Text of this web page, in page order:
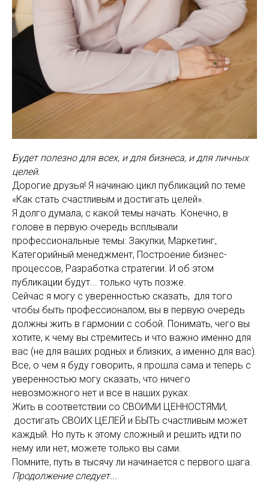
Будет полезно для всех, и для бизнеса, и для личных
целей.
Дорогие друзья! Я начинаю цикл публикаций по теме
«Как стать счастливым и достигать целей».
Я долго думала, с какой темы начать. Конечно, в
голове в первую очередь всплывали
профессиональные темы: Закупки, Маркетинг,
Категорийный менеджмент, Построение бизнес-
процессов, Разработка стратегии. И об этом
публикации будут... только чуть позже.
Сейчас я могу с уверенностью сказать, для того
чтобы быть профессионалом, вы в первую очередь
должны жить в гармонии с собой. Понимать, чего вы
хотите, к чему вы стремитесь и что важно именно для
вас (не для ваших родных и близких, а именно для вас).
Все, о чем я буду говорить, я прошла сама и теперь с
уверенностью могу сказать, что ничего
невозможного нет и все в наших руках.
Жить в соответствии со СВОИМИ ЦЕННОСТЯМИ,
достигать СВОИХ ЦЕЛЕЙ и БЫТЬ счастливым может
каждый. Но путь к этому сложный и решить идти по
нему или нет, можете только вы сами.
Помните, путь в тысячу ли начинается с первого шага.
Продолжение следует...